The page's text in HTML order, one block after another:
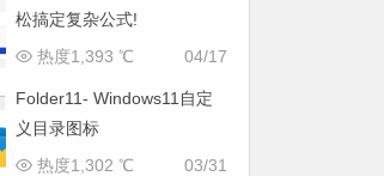
松搞定复杂公式!
04/17
热度1,393 ℃
Folder11- Windows11自定
义目录图标
03/31
热度1,302 ℃